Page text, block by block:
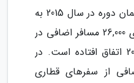
مسافران را در مقایسه با همان دوره در سال 2015 به
خود جلب کنند. این به ازای 26,000 مسافر اضافی در
ماه‌های آوریل تا ژوئن 2016 اتفاق افتاده است. در
اضافی از سفرهای قطاری